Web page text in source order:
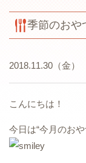
季節のおや
2018.11.30（金）
こんにちは！
今日は“今月のお